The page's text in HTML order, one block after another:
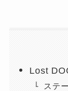
Lost
ステ